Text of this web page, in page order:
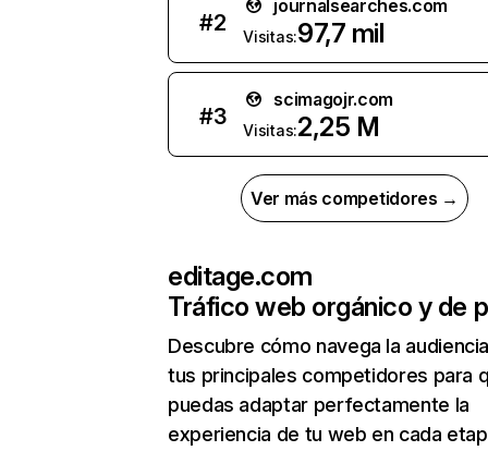
#2
journalsearches.com
Visitas:97,7 mil
#3
scimagojr.com
Visitas:2,25 M
Ver más competidores →
editage.com
Tráfico web orgánico y de
Descubre cómo navega la
tus principales competidores para
puedas adaptar perfectamente la
experiencia de tu web en cada